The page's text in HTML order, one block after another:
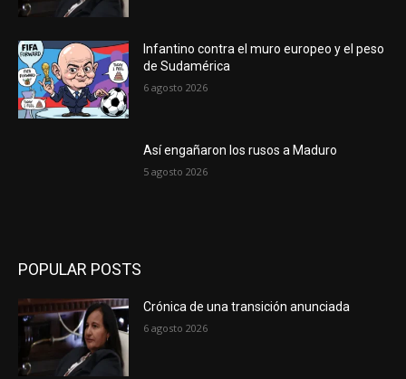
Infantino contra el muro europeo y el peso
de Sudamérica
6 agosto 2026
Así engañaron los rusos a Maduro
5 agosto 2026
POPULAR POSTS
Crónica de una transición anunciada
6 agosto 2026